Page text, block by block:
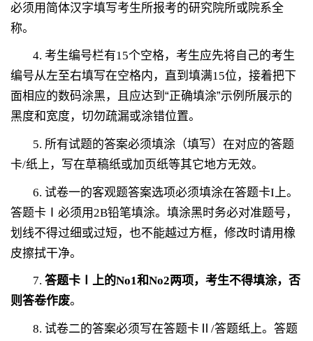
必须用简体汉字填写考生所报考的研究院所或院系全
称。
4. 考生编号栏有15个空格，考生应先将自己的考生
编号从左至右填写在空格内，直到填满15位，接着把下
面相应的数码涂黑，且应达到“正确填涂”示例所展示的
黑度和宽度，切勿疏漏或涂错位置。
5. 所有试题的答案必须填涂（填写）在对应的答题
卡/纸上，写在草稿纸或加页纸等其它地方无效。
6.试卷一的客观题答案选项必须填涂在答题卡I 上。
答题卡Ⅰ必须用 2B铅笔填涂。填涂黑时务必对准题号，
划线不得过细或过短，也不能越过方框，修改时请用橡
皮擦拭干净。
7.答题卡Ⅰ上的No1和No2两项，考生不得填涂，否
则答卷作废。
8. 试卷二的答案必须写在答题卡Ⅱ/答题纸上。答题